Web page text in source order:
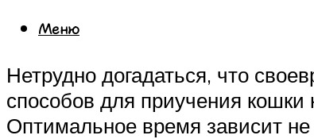
Меню
Нетрудно догадаться, что
способов для приучения кошки
Оптимальное время зависит